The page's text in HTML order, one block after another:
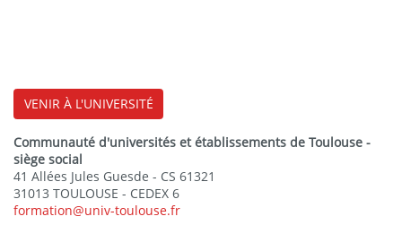
VENIR À L'UNIVERSITÉ
Communauté d'universités et établissements de Toulouse -
siège social
41 Allées Jules Guesde - CS 61321
31013 TOULOUSE - CEDEX 6
formation@univ-toulouse.fr